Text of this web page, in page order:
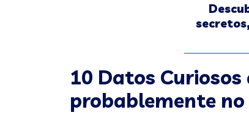
10 Datos
probablemente no